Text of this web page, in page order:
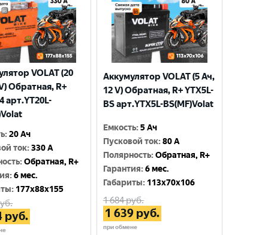
VOLAT (20
Обратная, R+
арт.YT20L-
:20 Ач
ток:330 A
:Обратная, R+
:6 мес.
: 177x88x155
руб.
Аккумулятор VOLAT (5 Ач,
12 V) Обратная, R+ YTX5L-
BS арт.YTX5L-BS(MF)Volat
Емкость:5 Ач
Пусковой ток:80 A
Полярность:Обратная, R+
Гарантия:6 мес.
Габариты: 113x70x106
1 684руб.
1 639 руб.
при обмене